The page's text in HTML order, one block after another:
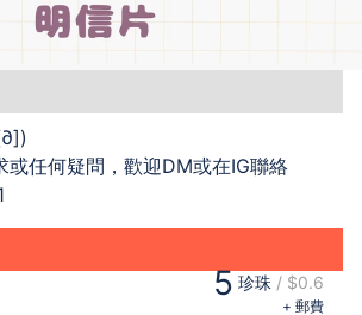
或任何疑問，歡迎DM或在IG聯絡
5 珍珠 / $0.6
+ 郵費